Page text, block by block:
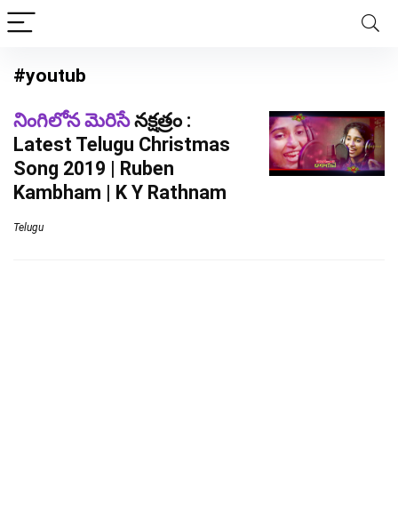
#youtub
నింగిలోన మెరిసేనక్షత్రం :
Latest Telugu Christmas
Song 2019 | Ruben
Kambham | K Y Rathnam
Telugu